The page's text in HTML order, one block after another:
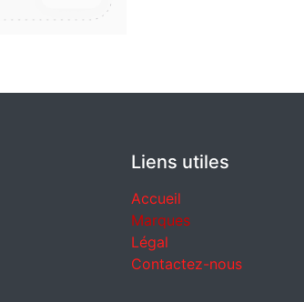
Liens utiles
Accueil
Marques
Légal
Contactez-nous